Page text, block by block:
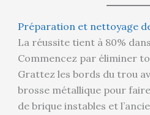
Préparation et nettoyage
La réussite tient à 80%
Commencez par éliminer
Grattez les bords du trou
brosse métallique pour
de brique instables et